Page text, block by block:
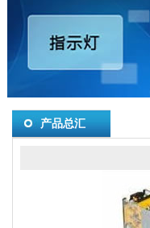
产品总汇